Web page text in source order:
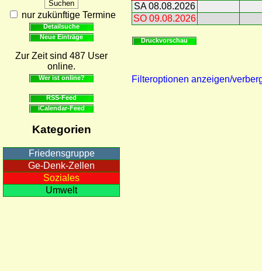
nur zukünftige Termine
Detailsuche
Neue Einträge
Zur Zeit sind 487 User
online.
Wer ist online?
RSS-Feed
iCalendar-Feed
Kategorien
Friedensgruppe
Ge-Denk-Zellen
Soziales
Umwelt
SA 08.08.2026
SO 09.08.2026
Druckvorschau
Filteroptionen anzeigen/